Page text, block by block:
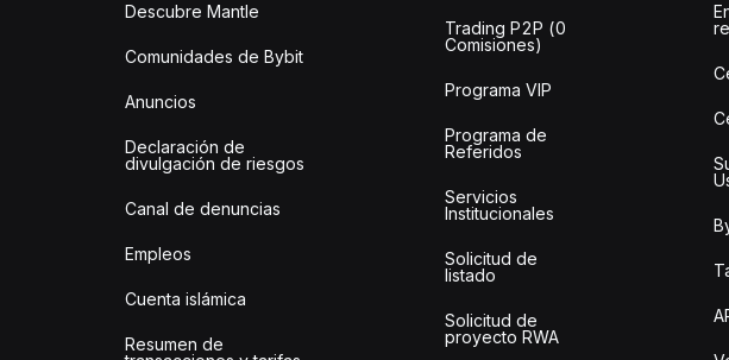
Descubre Mantle
Comunidades de Bybit
Anuncios
Declaración de
divulgación de riesgos
Canal de denuncias
Empleos
Cuenta islámica
Resumen de
Trading P2P (0
Comisiones)
Programa VIP
Programa de
Referidos
Servicios
Institucionales
Solicitud de
listado
Solicitud de
proyecto RWA